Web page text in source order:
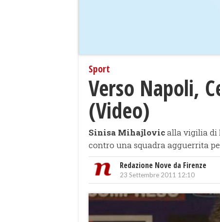
Sport
Verso Napoli,
(Video)
Sinisa Mihajlovicalla vigilia di
contro una squadra agguerrita
Redazione Nove da Firenze
23 Settembre 2011 12:10